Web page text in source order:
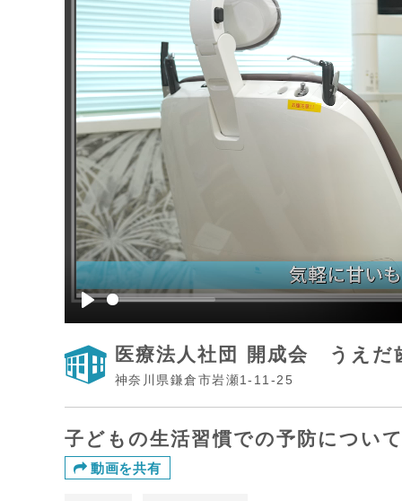
Play
医療法人社団 開成会 うえだ
神奈川県鎌倉市岩瀬1-11-25
子どもの生活習慣での予防につい
動画を共有